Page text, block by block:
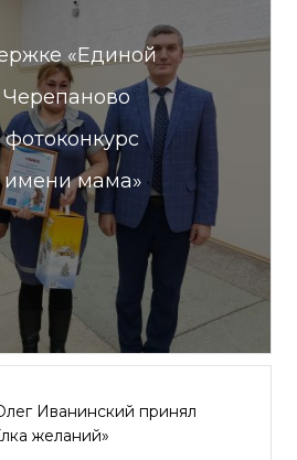
«Единой
фотоконкурс
имени мама»
Иванинский принял
желаний»